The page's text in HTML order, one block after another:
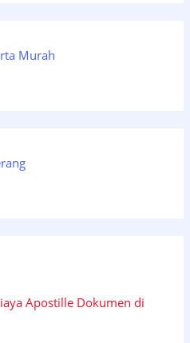
Murah
Apostille Dokumen di